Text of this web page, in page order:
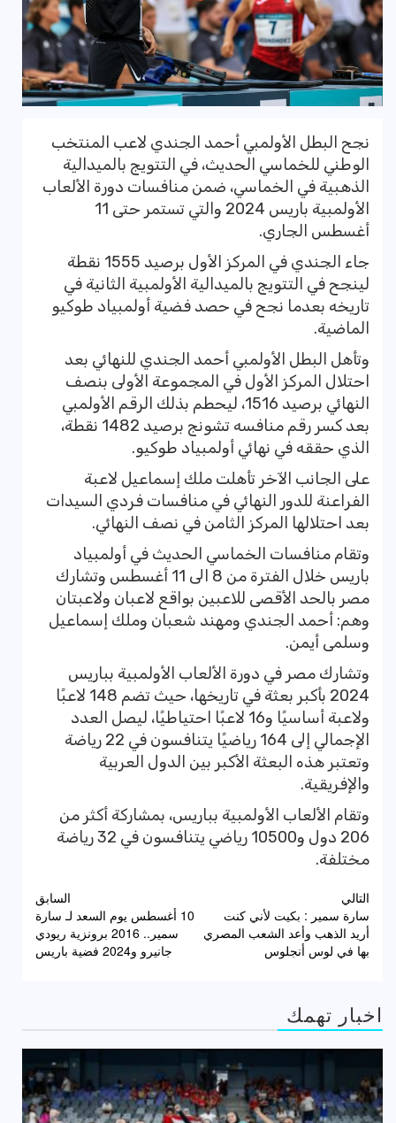
نجح البطل الأولمبي أحمد الجندي لاعب المنتخب
الوطني للخماسي الحديث، في التتويج بالميدالية
الذهبية في الخماسي، ضمن منافسات دورة الألعاب
الأولمبية باريس 2024 والتي تستمر حتى 11
أغسطس الجاري.
جاء الجندي في المركز الأول برصيد 1555 نقطة
لينجح في التتويج بالميدالية الأولمبية الثانية في
تاريخه بعدما نجح في حصد فضية أولمبياد طوكيو
الماضية.
وتأهل البطل الأولمبي أحمد الجندي للنهائي بعد
احتلال المركز الأول في المجموعة الأولى بنصف
النهائي برصيد 1516، ليحطم بذلك الرقم الأولمبي
بعد كسر رقم منافسه تشونج برصيد 1482 نقطة،
الذي حققه في نهائي أولمبياد طوكيو.
على الجانب الآخر تأهلت ملك إسماعيل لاعبة
الفراعنة للدور النهائي في منافسات فردي السيدات
بعد احتلالها المركز الثامن في نصف النهائي.
وتقام منافسات الخماسي الحديث في أولمبياد
باريس خلال الفترة من 8 الى 11 أغسطس وتشارك
مصر بالحد الأقصى للاعبين بواقع لاعبان ولاعبتان
وهم: أحمد الجندي ومهند شعبان وملك إسماعيل
وسلمى أيمن.
وتشارك مصر في دورة الألعاب الأولمبية بباريس
2024 بأكبر بعثة في تاريخها، حيث تضم 148 لاعبًا
ولاعبة أساسيًا و16 لاعبًا احتياطيًا، ليصل العدد
الإجمالي إلى 164 رياضيًا يتنافسون في 22 رياضة
وتعتبر هذه البعثة الأكبر بين الدول العربية
والإفريقية.
وتقام الألعاب الأولمبية بباريس، بمشاركة أكثر من
206 دول و10500 رياضي يتنافسون في 32 رياضة
مختلفة.
تصفّح
المقالات
السابق
10 أغسطس يوم السعد لـ سارة
سمير.. 2016 برونزية ريودي
جانيرو و2024 فضية باريس
التالي
سارة سمير : بكيت لأني كنت
أريد الذهب وأعد الشعب المصري
بها في لوس أنجلوس
اخبار تهمك